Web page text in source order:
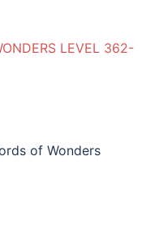
LEVEL 362-
of Wonders